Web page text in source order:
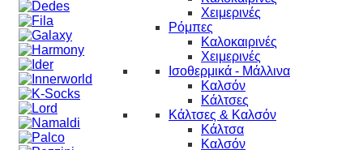
Χειμερινές
Ρόμπες
Καλοκαιρινές
Χειμερινές
Ισοθερμικά - Μάλλινα
Καλσόν
Κάλτσες
Κάλτσες & Καλσόν
Κάλτσα
Καλσόν